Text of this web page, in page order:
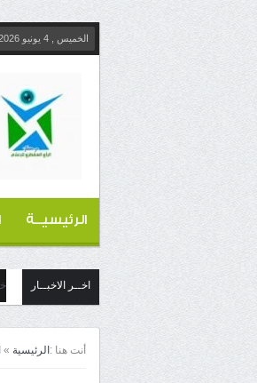
الخميس , 4 يونيو 2026
الرئيسيــة
اخــر الاخبــار
أنت هنا : الرئيسية »